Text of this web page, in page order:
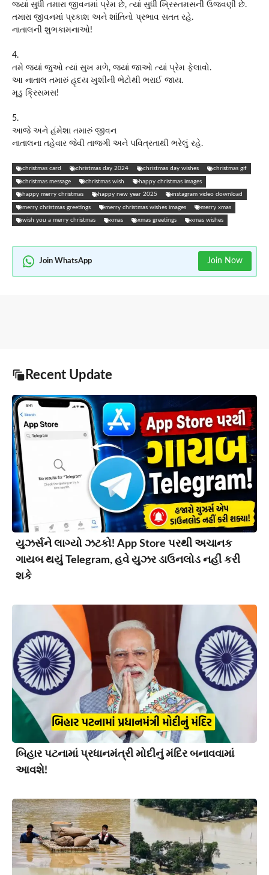
જ્યાં સુધી તમારા જીવનમાં પ્રેમ છે, ત્યાં સુધી ખ્રિસ્તમસની ઉજવણી છે.
તમારા જીવનમાં પ્રકાશ અને શાંતિનો પ્રભાવ સતત રહે.
નાતાલની શુભકામનાઓ!
4.
તમે જ્યાં જુઓ ત્યાં સુખ મળે, જ્યાં જાઓ ત્યાં પ્રેમ ફેલાવો.
આ નાતાલ તમારું હૃદય ખુશીની ભેટોથી ભરાઈ જાય.
મૂડુ ક્રિસમસ!
5.
આજે અને હંમેશા તમારું જીવન
નાતાલના તહેવાર જેવી તાજગી અને પવિત્રતાથી ભરેલું રહે.
christmas card christmas day 2024 christmas day wishes christmas gif
christmas message christmas wish happy christmas images
happy merry christmas happy new year 2025 instagram video download
merry christmas greetings merry christmas wishes images merry xmas
wish you a merry christmas xmas xmas greetings xmas wishes
Join WhatsApp Join Now
Recent Update
યુઝર્સને લાગ્યો ઝટકો! App Store પરથી અચાનક
ગાયબ થયું Telegram, હવે યુઝર ડાઉનલોડ નહીં કરી
શકે
બિહાર પટનામાં પ્રધાનમંત્રી મોદીનું મંદિર બનાવવામાં
આવશે!